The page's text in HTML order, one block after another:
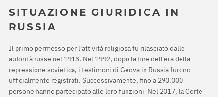
SITUAZIONE GIURIDICA IN
RUSSIA
Il primo permesso per l'attività religiosa fu rilasciato dalle
autorità russe nel 1913. Nel 1992, dopo la fine dell'era della
repressione sovietica, i testimoni di Geova in Russia furono
ufficialmente registrati. Successivamente, fino a 290.000
persone hanno partecipato alle loro funzioni. Nel 2017, la Corte